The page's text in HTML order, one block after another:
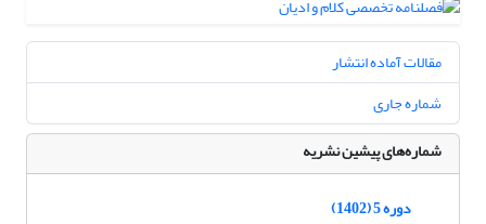
مقالات آماده انتشار
شماره جاری
شماره‌های پیشین نشریه
دوره 5 (1402)